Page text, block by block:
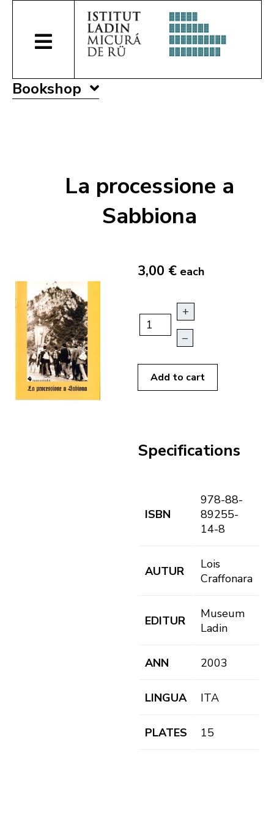
Bookshop
La processione a
Sabbiona
3,00 € each
+
–
Add to cart
Specifications
ISBN
978-88-
89255-
14-8
AUTUR
Lois
Craffonara
EDITUR
Museum
Ladin
ANN 2003
LINGUA ITA
PLATES 15